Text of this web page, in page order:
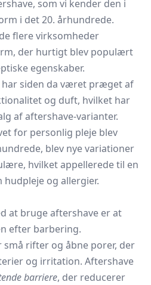
som vi kender den i
i det 20. århundrede.
flere virksomheder
der hurtigt blev populært
egenskaber.
siden da været præget af
og duft, hvilket har
af aftershave-varianter.
for personlig pleje blev
blev nye variationer
hvilket appellerede til en
og allergier.
at bruge aftershave er at
efter barbering.
rifter og åbne porer, der
og irritation. Aftershave
barriere, der reducerer